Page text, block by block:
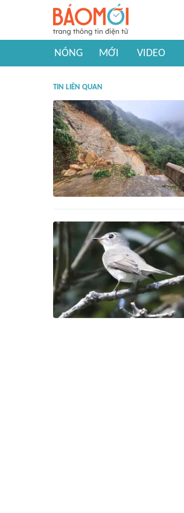
NÓNG MỚI VIDEO
TIN LIÊN QUAN